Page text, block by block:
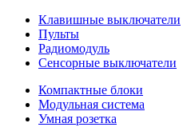
Клавишные выключатели
Пульты
Радиомодуль
Сенсорные выключатели
Компактные блоки
Модульная система
Умная розетка